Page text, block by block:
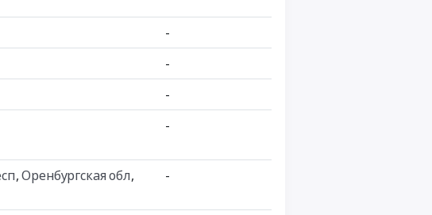
-
-
-
-
,Оренбургская обл,
-